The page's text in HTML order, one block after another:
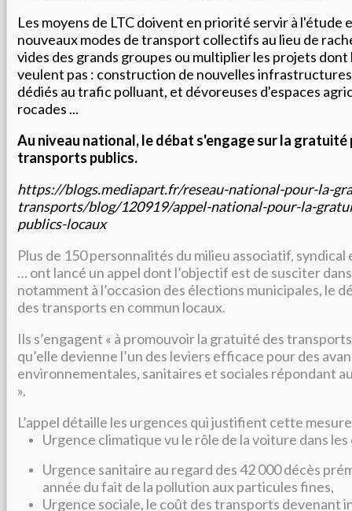
Les moyens de LTC doivent en priorité servir à l'étude
nouveaux modes de transport collectifs au lieu de
vides des grands groupes ou multiplier les projets
veulent pas : construction de nouvelles
dédiés au trafic polluant, et dévoreuses d'espaces
rocades ...
Au niveau national, le débat s'engage sur la gratuité
transports publics.
https://blogs.mediapart.fr/reseau-national-pour-la-
transports/blog/120919/appel-national-pour-la-
publics-locaux
Plus de 150 personnalités du milieu associatif, syndical
… ont lancé un appel dont l’objectif est de susciter
notamment à l’occasion des élections municipales, le
des transports en commun locaux.
Ils s’engagent « à promouvoir la gratuité des
qu’elle devienne l’un des leviers efficace pour des
environnementales, sanitaires et sociales répondant
».
L’appel détaille les urgences qui justifient cette
Urgence climatique vu le rôle de la voiture dans les
Urgence sanitaire au regard des 42 000 décès
année du fait de la pollution aux particules fines,
Urgence sociale, le coût des transports devenant